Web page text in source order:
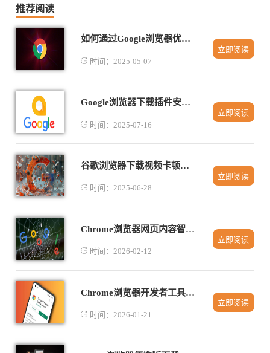
推荐阅读
如何通过Google浏览器优化下载管理
时间：2025-05-07
立即阅读
Google浏览器下载插件安装报错排查技巧
时间：2025-07-16
立即阅读
谷歌浏览器下载视频卡顿优化设置
时间：2025-06-28
立即阅读
Chrome浏览器网页内容智能标注及笔记插件
时间：2026-02-12
立即阅读
Chrome浏览器开发者工具操作误区有哪些注意事项
时间：2026-01-21
立即阅读